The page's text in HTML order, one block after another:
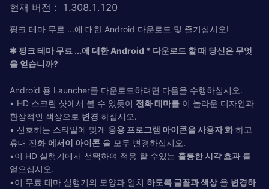
현재 버전 : 1.308.1.120
핑크 테마 무료 ...에 대한 Android 다운로드 및 즐기십시오!
✱ 핑크 테마 무료 ...에 대한 Android * 다운로드 할 때 당신은 무엇
을 얻습니까?
Android 용 Launcher를 다운로드하려면 다음을 수행하십시오.
• HD 스크린 샷에서 볼 수 있듯이 전화 테마를 이 놀라운 디자인과
환상적인 색상으로 변경 하십시오.
• 선호하는 스타일에 맞게 응용 프로그램 아이콘을 사용자 화하고
휴대 전화 에서이 아이콘 을 모두 변경하십시오.
•이 HD 실행기에서 선택하여 적용 할 수있는 훌륭한 시각 효과를
얻으십시오.
•이 무료 테마 실행기의 모양과 일치 하도록 글꼴과 색상을 변경하